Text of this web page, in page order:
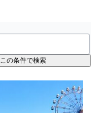
この条件で検索